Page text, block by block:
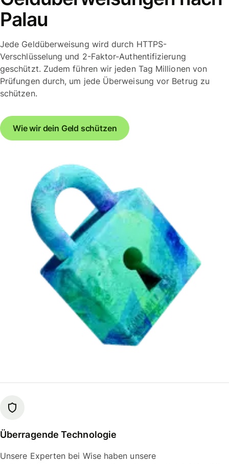
Palau
Jede Geldüberweisung wird durch HTTPS-
Verschlüsselung und 2-Faktor-Authentifizierung
geschützt. Zudem führen wir jeden Tag Millionen von
Prüfungen durch, um jede Überweisung vor Betrug zu
schützen.
Wie wir dein Geld schützen
Überragende Technologie
Unsere Experten bei Wise haben unsere